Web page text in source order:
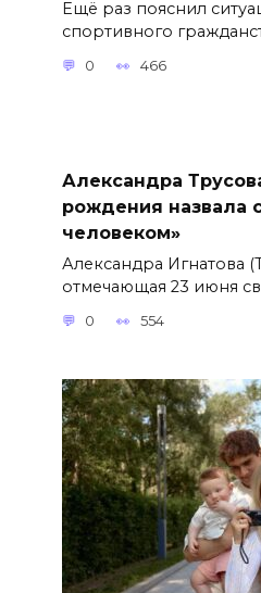
Ещё раз пояснил
спортивного
0 466
Александра
рождения назвала
человеком»
Александра Игнатова
отмечающая 23 июня
0 554